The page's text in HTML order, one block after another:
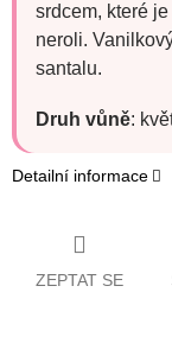
srdcem, které
neroli.
santalu.
Druh vůně:
Detailní informace
ZEPTAT SE